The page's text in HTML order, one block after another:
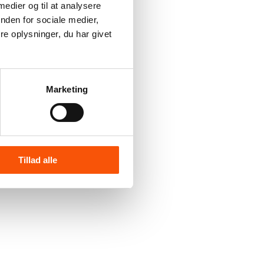
og til at analysere
for sociale medier,
oplysninger, du har givet
Marketing
Tillad alle